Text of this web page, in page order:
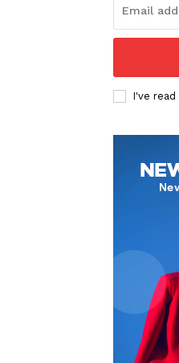
I've